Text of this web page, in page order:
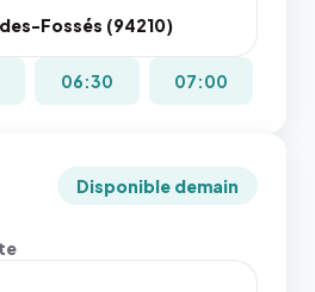
Fossés (94210)
06:30 07:00
Disponible demain